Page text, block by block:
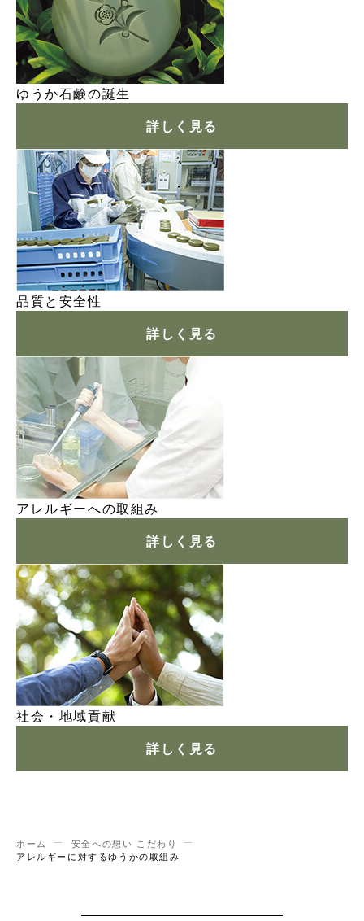
ゆうか石鹸の誕生
詳しく見る
品質と安全性
詳しく見る
アレルギーへの取組み
詳しく見る
社会・地域貢献
詳しく見る
ホーム
安全への想い こだわり
アレルギーに対するゆうかの取組み